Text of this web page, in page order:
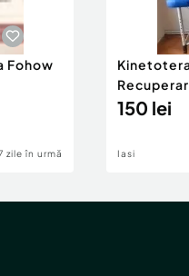
Fohow
zile în urmă
România
150 lei
Iasi